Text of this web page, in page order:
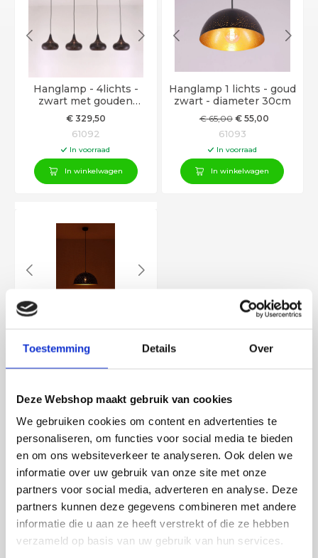
Toestemming Details Over
Deze Webshop maakt gebruik van cookies
We gebruiken cookies om content en advertenties te
personaliseren, om functies voor social media te bieden
en om ons websiteverkeer te analyseren. Ook delen we
informatie over uw gebruik van onze site met onze
partners voor social media, adverteren en analyse. Deze
partners kunnen deze gegevens combineren met andere
informatie die u aan ze heeft verstrekt of die ze hebben
verzameld op basis van uw gebruik van hun services.
Hanglamp - 4lichts -
zwart met gouden
binnenkant - 150cm
€329,50
61092
In voorraad
In winkelwagen
Hanglamp 1 lichts - goud
zwart - diameter 30cm
€65,00 €55,00
61093
In voorraad
In winkelwagen
€89,50
61094
In winkelwagen
LICHT
ADVIES